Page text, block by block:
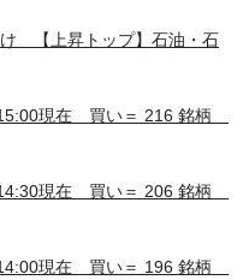
【上昇トップ】石油・石
15:00現在 買い＝ 216 銘柄
14:30現在 買い＝ 206 銘柄
14:00現在 買い＝ 196 銘柄